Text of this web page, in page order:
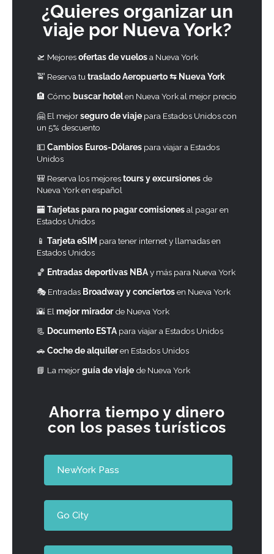
¿Quieres organizar un
viaje por Nueva York?
🛫 Mejoresofertas de vuelosa Nueva York
🚖 Reserva tutraslado Aeropuerto ⇆ Nueva York
🏨 Cómo buscar hotelen Nueva York al mejor precio
🤗 El mejorseguro de viaje para Estados Unidos con
un 5% descuento
💵 Cambios Euros-Dólares para viajar a Estados
Unidos
🎒 Reserva los mejorestours y excursiones de
Nueva York en español
🏧 Tarjetas para no pagar comisionesal pagar en
Estados Unidos
📱 Tarjeta eSIM para tener internet y llamadas en
Estados Unidos
🏀 Entradas deportivas NBAy más para Nueva York
🎭 Entradas Broadway y conciertosen Nueva York
🌇 Elmejor miradorde Nueva York
📃 Documento ESTA para viajar a Estados Unidos
🚗 Coche de alquileren Estados Unidos
📘 La mejorguía de viaje de Nueva York
Ahorra tiempo y dinero
con los pases turísticos
NewYork Pass
Go City